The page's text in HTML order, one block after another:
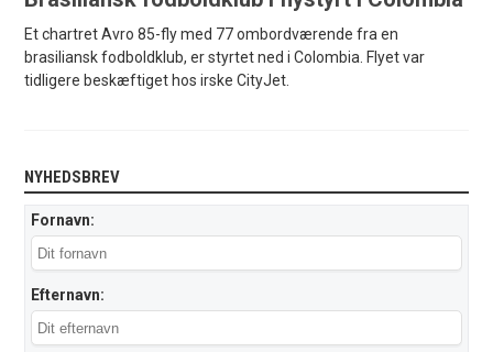
Et chartret Avro 85-fly med 77 ombordværende fra en
brasiliansk fodboldklub, er styrtet ned i Colombia. Flyet var
tidligere beskæftiget hos irske CityJet.
NYHEDSBREV
Fornavn:
Efternavn: